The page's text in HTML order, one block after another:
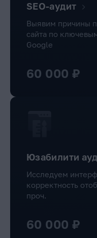
SEO-аудит
Выявим причины
сайта по
Google
60 000 ₽
Юзабилити
Исследуем
корректность
проч.
60 000 ₽